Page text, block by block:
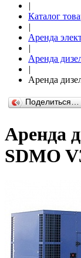
|
Каталог
|
Аренда
|
Аренда
|
Аренда
Поделиться…
Аренда
SDMO